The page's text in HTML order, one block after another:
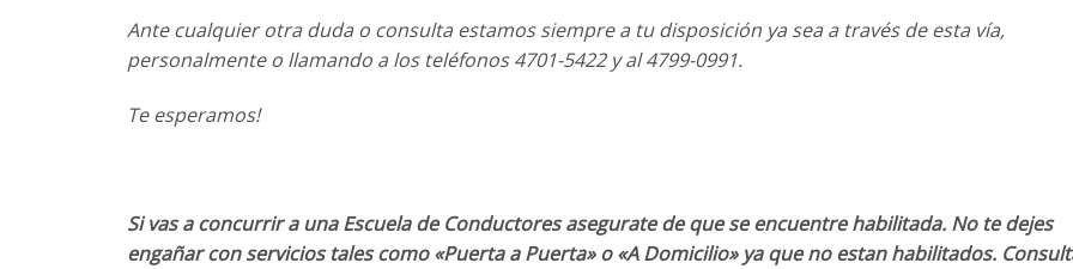
Ante cualquier otra duda o consulta estamos siempre a tu disposición ya sea a través de esta vía,
personalmente o llamando a los teléfonos 4701-5422 y al 4799-0991.
Te esperamos!
Si vas a concurrir a una Escuela de Conductores asegurate de que se encuentre habilitada. No te dejes
engañar con servicios tales como «Puerta a Puerta» o «A Domicilio» ya que no estan habilitados.